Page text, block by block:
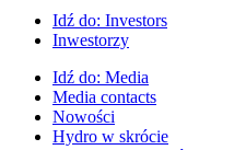
Idź do: Investors
Inwestorzy
Idź do: Media
Media contacts
Nowości
Hydro w skrócie